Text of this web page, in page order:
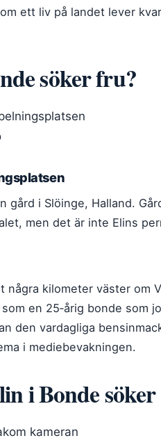
ett liv på landet lever
söker fru?
gård i Slöinge, Halland.
men det är inte Elins
några kilometer väster om
en 25‑årig bonde som
den vardagliga
i mediebevakningen.
i Bonde
kameran